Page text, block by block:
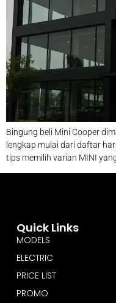
Bingung beli Mini Cooper
lengkap mulai dari daftar
tips memilih varian MINI
Quick Links
MODELS
ELECTRIC
PRICE LIST
PROMO